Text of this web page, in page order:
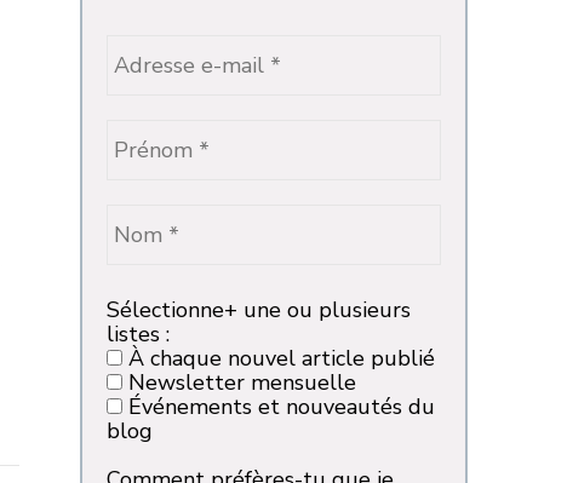
Sélectionne+ une ou plusieurs
listes :
À chaque nouvel article publié
Newsletter mensuelle
Événements et nouveautés du
blog